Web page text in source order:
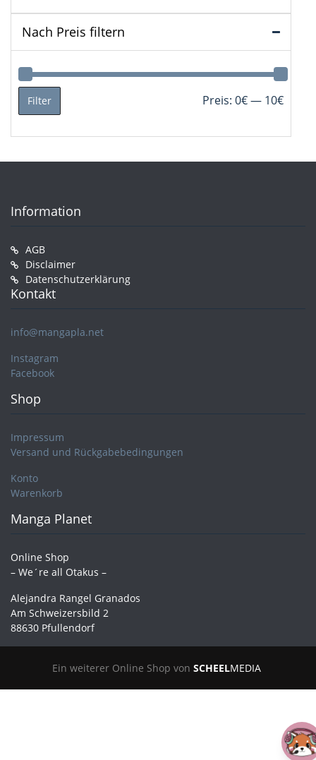
Nach Preis filtern
Min.
Max.
Filter Preis: 0€— 10€
Information
AGB
Disclaimer
Datenschutzerklärung
Kontakt
info@mangapla.net
Instagram
Facebook
Shop
Impressum
Versand und Rückgabebedingungen
Konto
Warenkorb
Manga Planet
Online Shop
– We´re all Otakus –
Alejandra Rangel Granados
Am Schweizersbild 2
88630 Pfullendorf
Ein weiterer Online Shop von SCHEELMEDIA